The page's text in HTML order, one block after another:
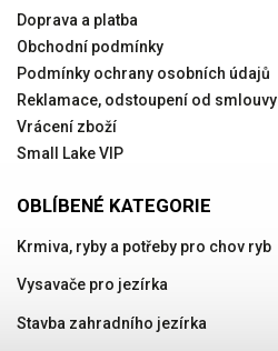
Doprava a platba
Obchodní podmínky
Podmínky ochrany osobních údajů
Reklamace, odstoupení od smlouvy
Vrácení zboží
Small Lake VIP
OBLÍBENÉ KATEGORIE
Krmiva, ryby a potřeby pro chov ryb
Vysavače pro jezírka
Stavba zahradního jezírka